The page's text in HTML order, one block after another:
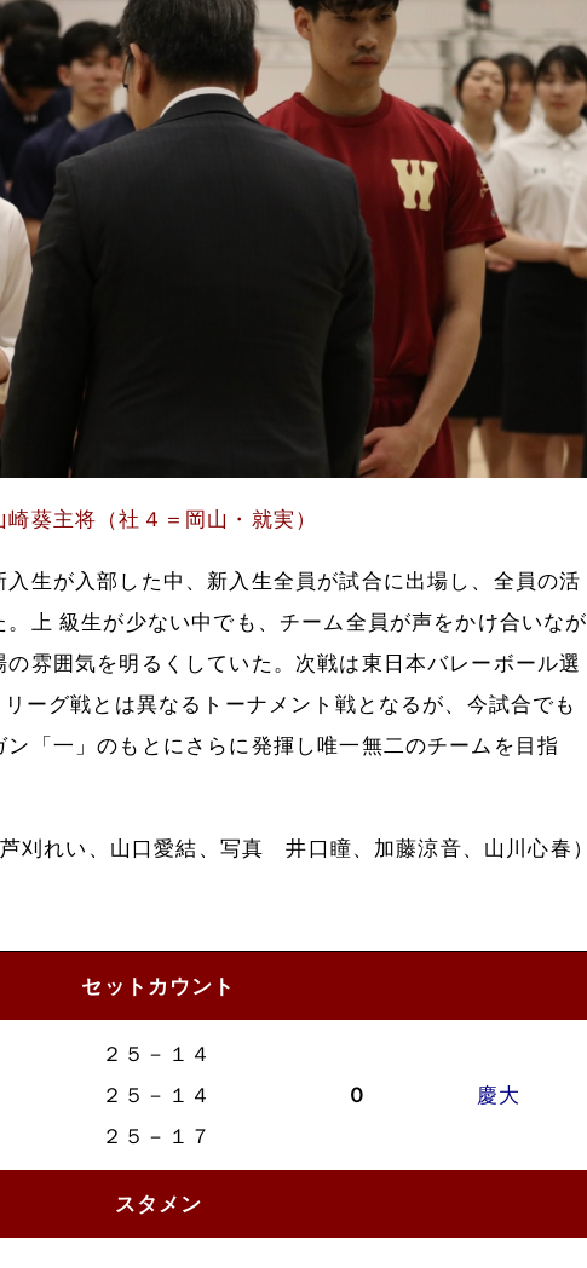
葵主将（社４＝岡山・就実）
が入部した中、新入生全員が試合に出場し、全員の活
上 級生が少ない中でも、チーム全員が声をかけ合いなが
雰囲気を明るくしていた。次戦は東日本バレーボール選
ーグ戦とは異なるトーナメント戦となるが、今試合でも
「一」のもとにさらに発揮し唯一無二のチームを目指
刈れい、山口愛結、写真 井口瞳、加藤涼音、山川心春）
セットカウント
２５－１４
２５－１４
２５－１７
０ 慶大
スタメン